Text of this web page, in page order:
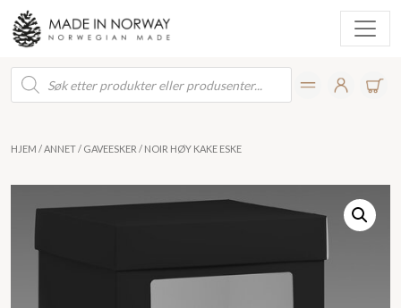
Products
search
HJEM /ANNET/ GAVEESKER / NOIR HØY KAKE ESKE